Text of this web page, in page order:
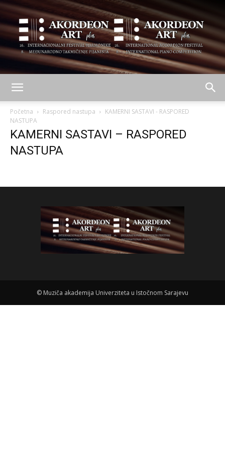
plus
Početna Raspored nastupa
KAMERNI SASTAVI - RASPORED
NASTUPA
KAMERNI SASTAVI – RASPORED
NASTUPA
© Muziča akademija Univerziteta u Istočnom Sarajevu